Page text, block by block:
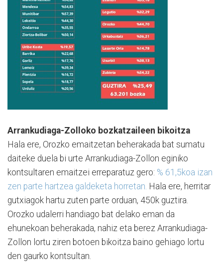
Arrankudiaga-Zolloko bozkatzaileen bikoitza
Hala ere, Orozko emaitzetan beherakada bat sumatu
daiteke duela bi urte Arrankudiaga-Zollon eginiko
kontsultaren emaitzei erreparatuz gero: % 61,5koa izan
zen parte hartzea galdeketa horretan. Hala ere, herritar
gutxiagok hartu zuten parte orduan, 450k guztira.
Orozko udalerri handiago bat delako eman da
ehunekoan beherakada, nahiz eta berez Arrankudiaga-
Zollon lortu ziren botoen bikoitza baino gehiago lortu
den gaurko kontsultan.